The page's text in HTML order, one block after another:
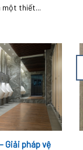
một thiết...
Giải pháp vệ